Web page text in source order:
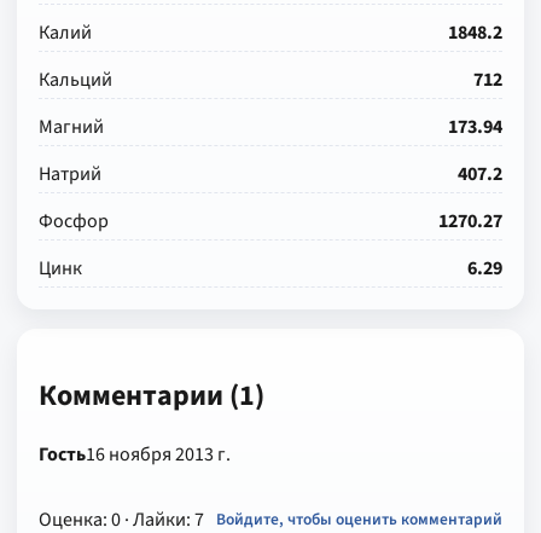
Калий
1848.2
Кальций
712
Магний
173.94
Натрий
407.2
Фосфор
1270.27
Цинк
6.29
Комментарии (1)
Гость16 ноября 2013 г.
Оценка: 0· Лайки: 7 Войдите, чтобы оценить комментарий